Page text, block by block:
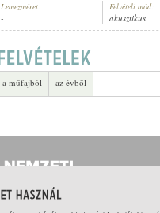
Lemezméret:
-
Felvételi mód:
akusztikus
a műfajból az évből